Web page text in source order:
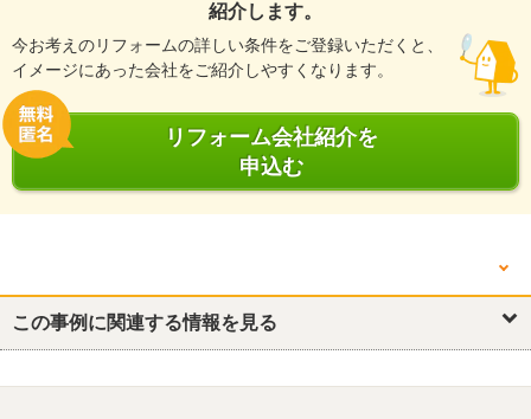
紹介します。
今お考えのリフォームの詳しい条件をご登録いただくと、
イメージにあった会社をご紹介しやすくなります。
リフォーム会社紹介を
申込む
他の箇所を見る
玄関
この事例に関連する情報を見る